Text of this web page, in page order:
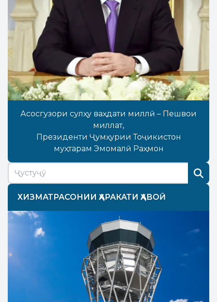
Асосгузори сулҳу ваҳдати миллӣ – Пешвои
миллат,
Президенти Ҷумҳурии Тоҷикистон
муҳтарам Эмомалӣ Раҳмон
ХИЗМАТРАСОНИИ ҲАРАКАТИ ҲАВОӢ